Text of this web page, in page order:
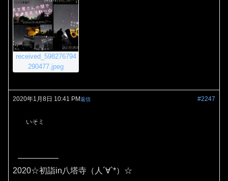
received_598276794
290477.jpeg
2020年1月8日 10:41 PM #2247
返信
いそミ
2020☆初詣in八塔寺（人´∀`*）☆